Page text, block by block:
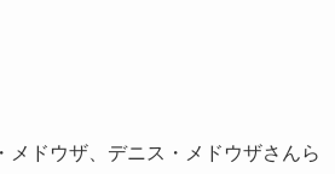
メドウザ、デニス・メドウザさんら